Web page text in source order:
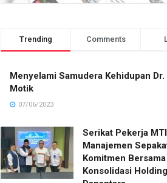
Trending Comments
Menyelami Samudera Kehidupan
Motik
07/06/2023
Serikat Pekerja
Manajemen
Komitmen
Konsolidasi